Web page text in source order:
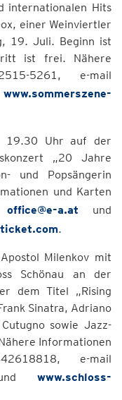
internationalen Hits
einer Weinviertler
19. Juli. Beginn ist
ist frei. Nähere
5261, e-mail
www.sommerszene-
19.30 Uhr auf der
„20 Jahre
und Popsängerin
und Karten
office@e-a.at und
.
Milenkov mit
Schönau an der
dem Titel „Rising
Sinatra, Adriano
sowie Jazz-
Informationen
e-mail
www.schloss-